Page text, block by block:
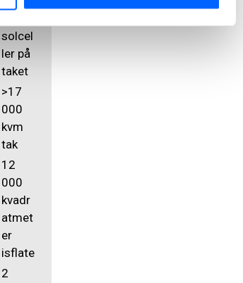
solcel
ler på
taket
>17
000
kvm
tak
12
000
kvadr
atmet
er
isflate
2